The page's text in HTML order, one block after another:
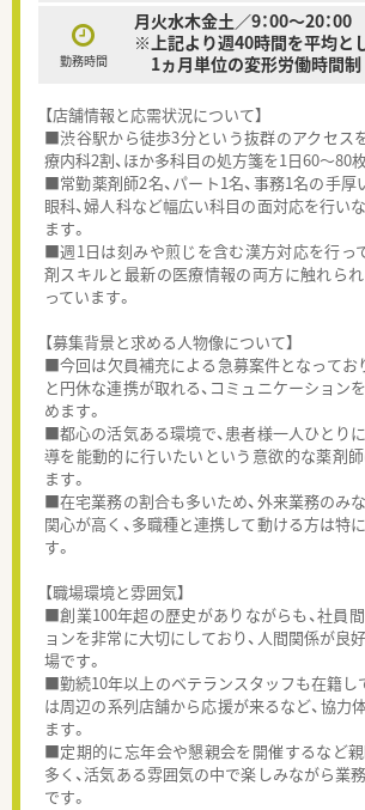
勤務時間
月火水木金土／9：00～20：00
※上記より週40時間を平均と
1ヵ月単位の変形労働時間制
【店舗情報と応需状況について】
■渋谷駅から徒歩3分という抜群のアクセス
療内科2割、ほか多科目の処方箋を1日60～80
■常勤薬剤師2名、パート1名、事務1名の手厚
眼科、婦人科など幅広い科目の面対応を行い
ます。
■週1日は刻みや煎じを含む漢方対応を行っ
剤スキルと最新の医療情報の両方に触れら
っています。
【募集背景と求める人物像について】
■今回は欠員補充による急募案件となってお
と円休な連携が取れる、コミュニケーション
めます。
■都心の活気ある環境で、患者様一人ひとり
導を能動的に行いたいという意欲的な薬剤
ます。
■在宅業務の割合も多いため、外来業務のみ
関心が高く、多職種と連携して動ける方は特
す。
【職場環境と雰囲気】
■創業100年超の歴史がありながらも、社員
ョンを非常に大切にしており、人間関係が良
場です。
■勤続10年以上のベテランスタッフも在籍し
は周辺の系列店舗から応援が来るなど、協力
ます。
■定期的に忘年会や懇親会を開催するなど
多く、活気ある雰囲気の中で楽しみながら業
です。